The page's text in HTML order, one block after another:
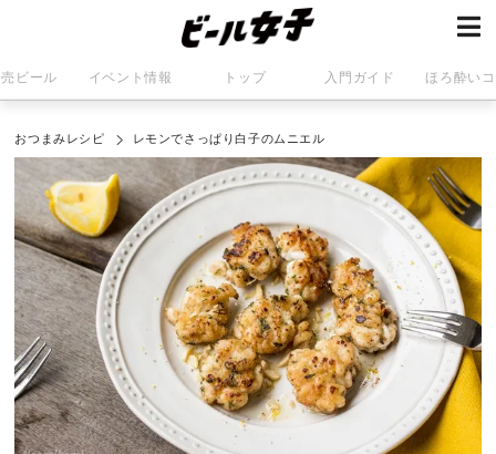
ビール イベント情報 トップ 入門ガイド ほろ酔い
おつまみレシピ レモンでさっぱり白子のムニエル